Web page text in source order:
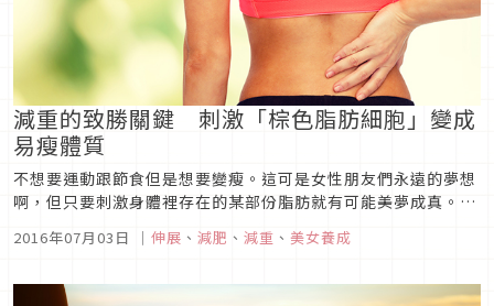
減重的致勝關鍵 刺激「棕色脂肪細胞」變成
易瘦體質
不想要運動跟節食但是想要變瘦。這可是女性朋友們永遠的夢想
啊，但只要刺激身體裡存在的某部份脂肪就有可能美夢成真。就
下吧！棕色脂肪細胞的功效人們因過度飲食而攝取了過多熱量，
脂肪稱為「白色脂肪細...
2016年07月03日 ｜ 伸展 、 減肥 、 減重 、 美女養成